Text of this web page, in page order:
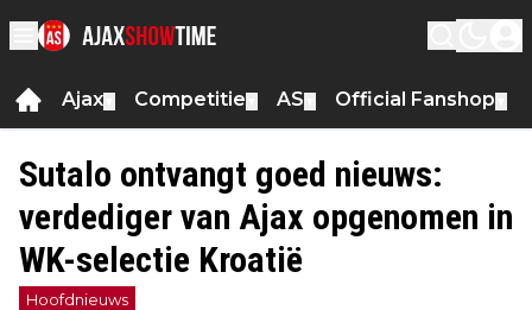
Ajax Competitie AS Official Fanshop
Sutalo ontvangt goed nieuws:
verdediger van Ajax opgenomen in
WK-selectie Kroatië
Hoofdnieuws